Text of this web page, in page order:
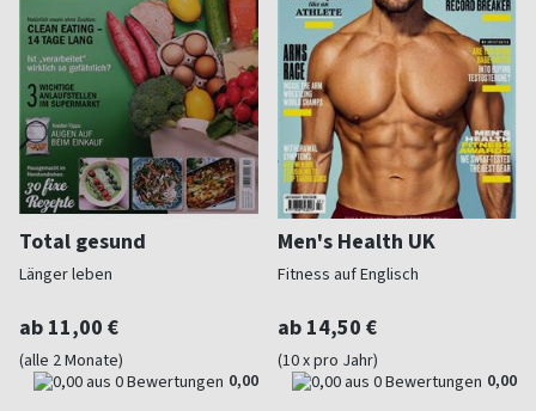
Total gesund
Länger leben
ab 11,00 €
(alle 2 Monate)
0,00
Men's Health UK
Fitness auf Englisch
ab 14,50 €
(10 x pro Jahr)
0,00